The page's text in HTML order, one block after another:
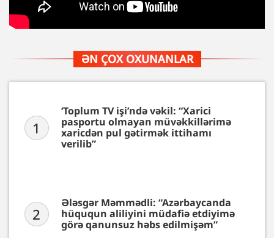
ƏN ÇOX OXUNANLAR
1
‘Toplum TV işi’ndə vəkil: “Xarici
pasportu olmayan müvəkkillərimə
xaricdən pul gətirmək ittihamı
verilib”
2
Ələsgər Məmmədli: “Azərbaycanda
hüququn aliliyini müdafiə etdiyimə
görə qanunsuz həbs edilmişəm”